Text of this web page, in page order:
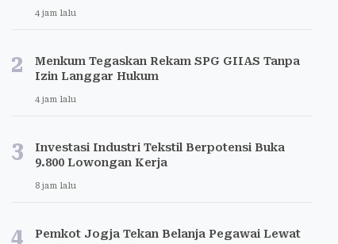
4 jam lalu
2
Menkum Tegaskan Rekam SPG GIIAS Tanpa
Izin Langgar Hukum
4 jam lalu
3
Investasi Industri Tekstil Berpotensi Buka
9.800 Lowongan Kerja
8 jam lalu
4
Pemkot Jogja Tekan Belanja Pegawai Lewat